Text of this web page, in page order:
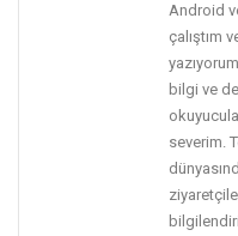
Android
çalıştım
bilgi ve
severim.